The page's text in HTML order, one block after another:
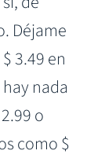
Déjame
3.49 en
nada
o
como $